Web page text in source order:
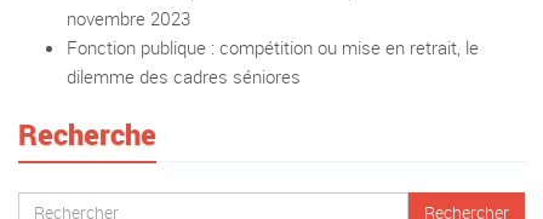
novembre 2023
Fonction publique : compétition ou mise en retrait, le
dilemme des cadres séniores
Recherche